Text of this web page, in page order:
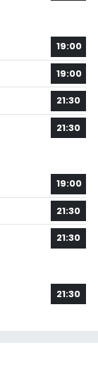
19:00
19:00
21:30
21:30
19:00
21:30
21:30
21:30